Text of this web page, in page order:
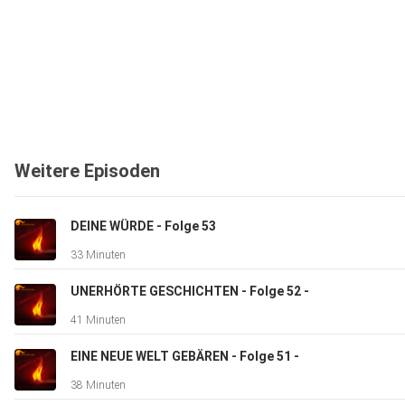
Weitere Episoden
DEINE WÜRDE - Folge 53
33 Minuten
UNERHÖRTE GESCHICHTEN - Folge 52 -
41 Minuten
EINE NEUE WELT GEBÄREN - Folge 51 -
38 Minuten